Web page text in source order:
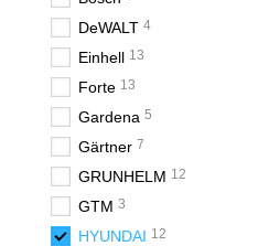
DeWALT 4
Einhell 13
Forte 13
Gardena 5
Gärtner 7
GRUNHELM 12
GTM 3
HYUNDAI 12